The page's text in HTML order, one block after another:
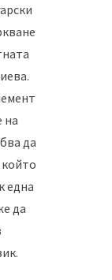
на
да
една
да